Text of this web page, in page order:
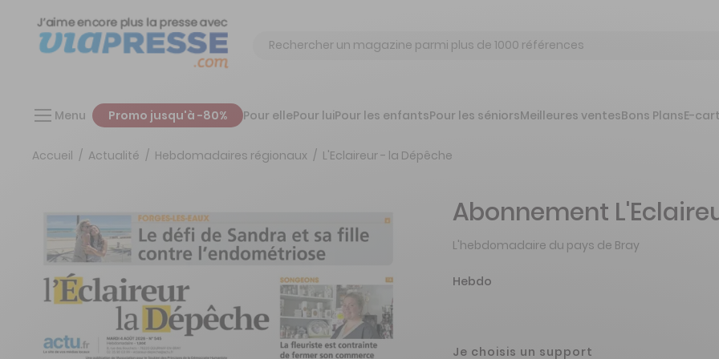
Chercher
Menu Promo jusqu'à -80% Pour ellePour luiPour les enfantsPour les séniorsMeilleures ventesBons PlansE-
Accueil Actualité Hebdomadaires régionaux L'Eclaireur - la Dépêche
Abonnement
L'hebdomadaire du pays de Bray
Hebdo
Je choisis un support